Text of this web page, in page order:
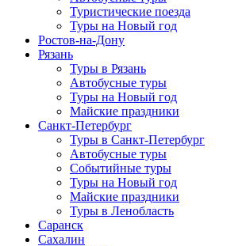
Туристические поезда
Туры на Новый год
Ростов-на-Дону
Рязань
Туры в Рязань
Автобусные туры
Туры на Новый год
Майские праздники
Санкт-Петербург
Туры в Санкт-Петербург
Автобусные туры
Событийные туры
Туры на Новый год
Майские праздники
Туры в Ленобласть
Саранск
Сахалин